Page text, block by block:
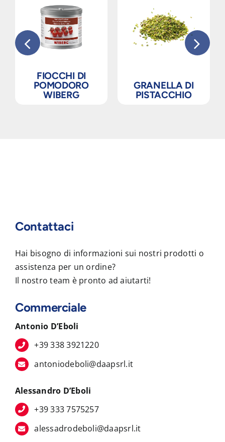
FIOCCHI DI
POMODORO
WIBERG
GRANELLA DI
PISTACCHIO
Contattaci
Hai bisogno di informazioni sui nostri prodotti o
assistenza per un ordine?
Il nostro team è pronto ad aiutarti!
Commerciale
Antonio D’Eboli
+39 338 3921220
antoniodeboli@daapsrl.it
Alessandro D’Eboli
+39 333 7575257
alessadrodeboli@daapsrl.it